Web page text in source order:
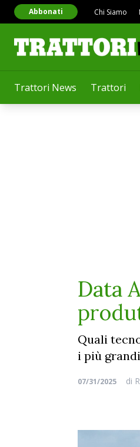
Trattori News Trattori
Abbonati Chi Siamo
Data
Quali
i più
07/31/2025 di